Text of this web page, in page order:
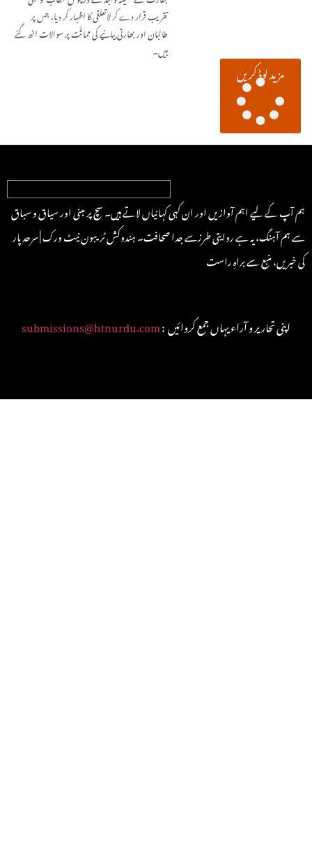
تقریب قرار دے کر لاتعلقی کا اظہار کر دیا، جس پر
طالبان اور بھارتی بیانیے کی مماثؒت پر سوالات اٹھ گئے
ہیں۔
مزید لوڈ کریں
ہم آپ کے لیے اہم آوازیں اور ان کہی کہانیاں لاتے ہیں۔ سچ پر مبنی اور سیاق و سباق
سے ہم آہنگ، یہ ہے روایتی طرزسے جدا صحافت۔ ہندوکش ٹریبون نیٹ ورک | سرحد پار
کی خبریں، منبع سے براہِ راست
submissions@htnurdu.com : اپنی تحاریر و آراء یہاں جمع کروائیں